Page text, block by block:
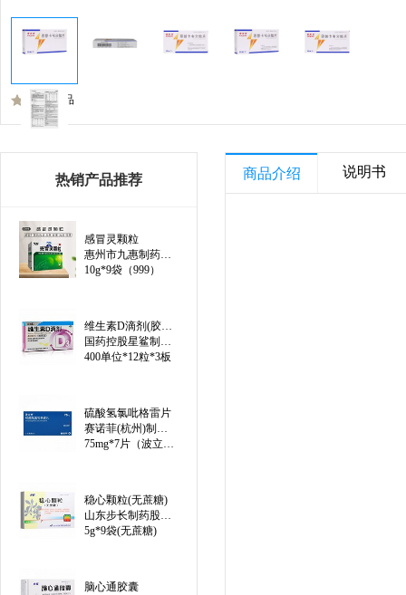
收藏商品
热销产品推荐
感冒灵颗粒
惠州市九惠制药股份有限公司
10g*9袋（999）
维生素D滴剂(胶囊型)（线上）
国药控股星鲨制药(厦门)有限公司
400单位*12粒*3板
硫酸氢氯吡格雷片
赛诺菲(杭州)制药有限公司
75mg*7片（波立维）
稳心颗粒(无蔗糖)
山东步长制药股份有限公司
5g*9袋(无蔗糖)
脑心通胶囊
商品介绍 说明书